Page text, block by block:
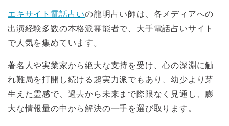
エキサイト電話占いの龍明占い師は、各メディアへの
出演経験多数の本格派霊能者で、大手電話占いサイト
で人気を集めています。
著名人や実業家から絶大な支持を受け、心の深淵に触
れ難局を打開し続ける超実力派でもあり、幼少より芽
生えた霊感で、過去から未来まで際限なく見通し、膨
大な情報量の中から解決の一手を選び取ります。